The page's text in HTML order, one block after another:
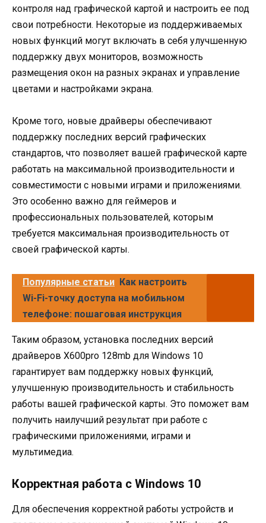
контроля над графической картой и настроить ее под
свои потребности. Некоторые из поддерживаемых
новых функций могут включать в себя улучшенную
поддержку двух мониторов, возможность
размещения окон на разных экранах и управление
цветами и настройками экрана.
Кроме того, новые драйверы обеспечивают
поддержку последних версий графических
стандартов, что позволяет вашей графической карте
работать на максимальной производительности и
совместимости с новыми играми и приложениями.
Это особенно важно для геймеров и
профессиональных пользователей, которым
требуется максимальная производительность от
своей графической карты.
Популярные статьи Как настроить
Wi-Fi-точку доступа на мобильном
телефоне: пошаговая инструкция
Таким образом, установка последних версий
драйверов X600pro 128mb для Windows 10
гарантирует вам поддержку новых функций,
улучшенную производительность и стабильность
работы вашей графической карты. Это поможет вам
получить наилучший результат при работе с
графическими приложениями, играми и
мультимедиа.
Корректная работа с Windows 10
Для обеспечения корректной работы устройств и